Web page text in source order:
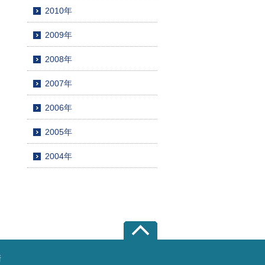
2010年
2009年
2008年
2007年
2006年
2005年
2004年